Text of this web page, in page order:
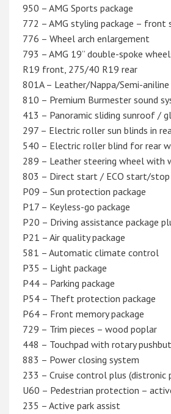
950 – AMG Sports package
772 – AMG styling package – front
776 – Wheel arch enlargement
793 – AMG 19” double-spoke
R19 front, 275/40 R19 rear
801A – Leather/Nappa/Semi-
810 – Premium Burmester sound
413 – Panoramic sliding sunroof /
297 – Electric roller sun blinds in
540 – Electric roller blind for rear
289 – Leather steering wheel with
803 – Direct start / ECO start/
P09 – Sun protection package
P17 – Keyless-go package
P20 – Driving assistance package
P21 – Air quality package
581 – Automatic climate control
P35 – Light package
P44 – Parking package
P54 – Theft protection package
P64 – Front memory package
729 – Trim pieces – wood poplar
448 – Touchpad with rotary
883 – Power closing system
233 – Cruise control plus (distronic
U60 – Pedestrian protection –
235 – Active park assist